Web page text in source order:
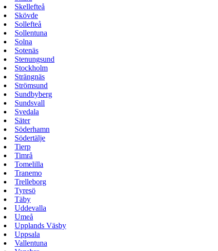
Skellefteå
Skövde
Sollefteå
Sollentuna
Solna
Sotenäs
Stenungsund
Stockholm
Strängnäs
Strömsund
Sundbyberg
Sundsvall
Svedala
Säter
Söderhamn
Södertälje
Tierp
Timrå
Tomelilla
Tranemo
Trelleborg
Tyresö
Täby
Uddevalla
Umeå
Upplands Väsby
Uppsala
Vallentuna